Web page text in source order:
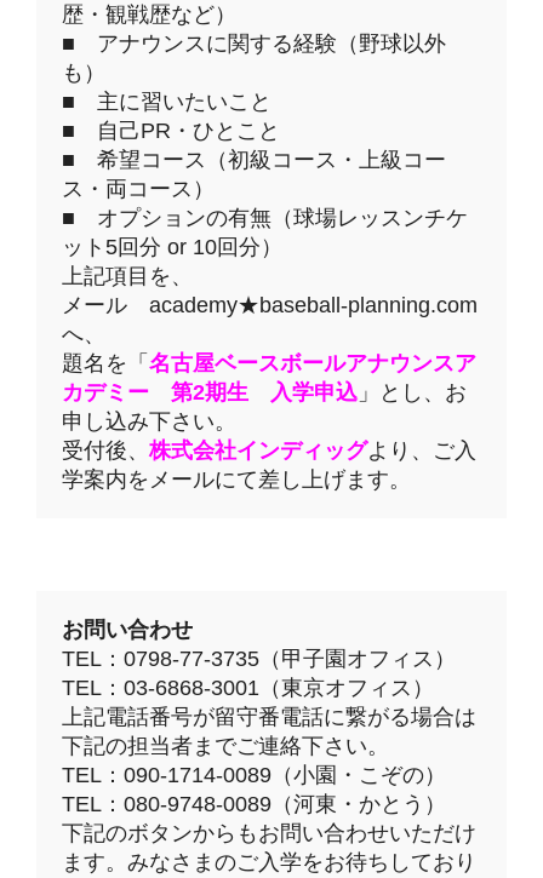
歴・観戦歴など）
■ アナウンスに関する経験（野球以外
も）
■ 主に習いたいこと
■ 自己PR・ひとこと
■ 希望コース（初級コース・上級コー
ス・両コース）
■ オプションの有無（球場レッスンチケ
ット5回分 or 10回分）
上記項目を、
メール academy★baseball-planning.com
へ、
題名を「 名古屋ベースボールアナウンスア
カデミー 第2期生 入学申込」とし、お
申し込み下さい。
受付後、株式会社インディッグより、ご入
学案内をメールにて差し上げます。
お問い合わせ
TEL：0798-77-3735（甲子園オフィス）
TEL：03-6868-3001（東京オフィス）
上記電話番号が留守番電話に繋がる場合は
下記の担当者までご連絡下さい。
TEL：090-1714-0089（小園・こぞの）
TEL：080-9748-0089（河東・かとう）
下記のボタンからもお問い合わせいただけ
ます。みなさまのご入学をお待ちしており